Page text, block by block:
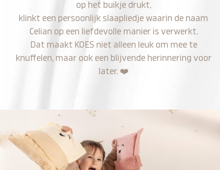
op het buikje drukt,
klinkt een persoonlijk slaapliedje waarin de naam
Celian op een liefdevolle manier is verwerkt.
Dat maakt KOES niet alleen leuk om mee te
knuffelen, maar ook een blijvende herinnering voor
later. ❤️